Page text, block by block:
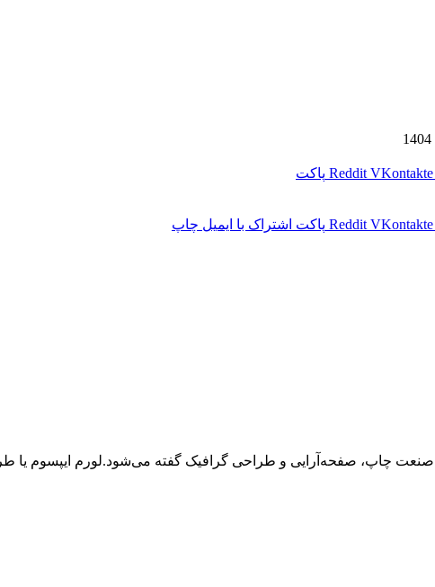
Reddit VKontakte
پاکت
Reddit VKontakte پاکت اشتراک با ایمیل چاپ
صنعت چاپ، صفحه‌آرایی و طراحی گرافیک گفته می‌شود.لورم ایپسوم